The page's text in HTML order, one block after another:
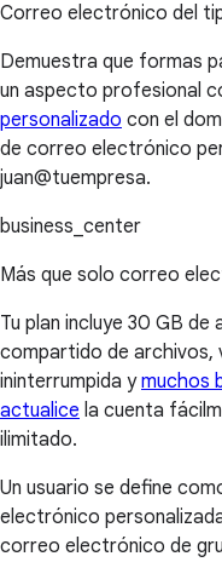
Correo electrónico del
Demuestra que formas
un aspecto profesional
personalizado con el
de correo electrónico
juan@tuempresa.
business_center
Más que solo correo
Tu plan incluye 30 GB de
compartido de archivos,
ininterrumpida ymuchos
actualice la cuenta
ilimitado.
Un usuario se define
electrónico
correo electrónico de